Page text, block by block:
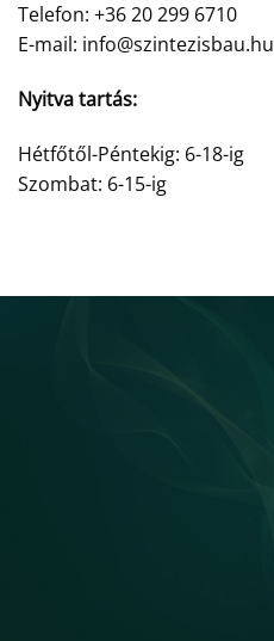
Telefon: +36 20 299 6710
E-mail: info@szintezisbau.hu
Nyitva tartás:
Hétfőtől-Péntekig: 6-18-ig
Szombat: 6-15-ig